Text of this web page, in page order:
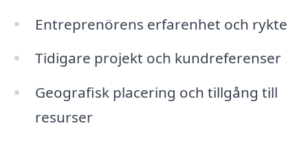
Entreprenörens erfarenhet och rykte
Tidigare projekt och kundreferenser
Geografisk placering och tillgång till
resurser